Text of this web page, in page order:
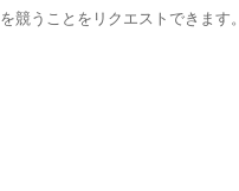
競うことをリクエストできます。